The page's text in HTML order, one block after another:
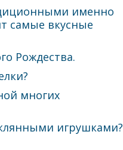
именно
самые вкусные
Рождества.
многих
игрушками?